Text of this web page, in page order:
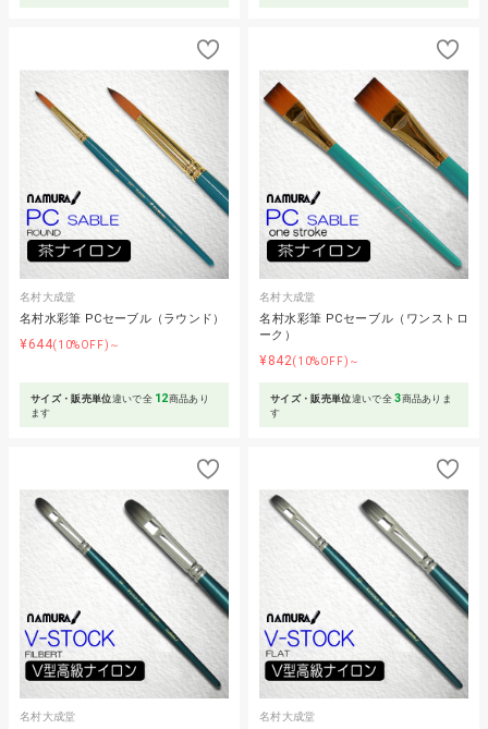
名村大成堂
名村水彩筆 PCセーブル（ラウンド）
¥644(10%OFF)～
サイズ・販売単位違いで全 12商品あり
ます
名村大成堂
名村水彩筆 PCセーブル（ワンストロ
ーク）
¥842(10%OFF)～
サイズ・販売単位違いで全3商品ありま
す
名村大成堂 名村大成堂